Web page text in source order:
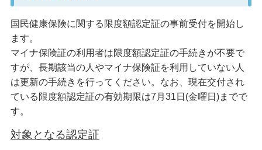
国民健康保険に関する限度額認定証の事前受付を開始し
ます。
マイナ保険証の利用者は限度額認定証の手続きが不要で
すが、長期該当の人やマイナ保険証を利用していない人
は更新の手続きを行ってください。なお、現在交付され
ている限度額認定証の有効期限は7月31日(金曜日)までで
す。
対象となる認定証